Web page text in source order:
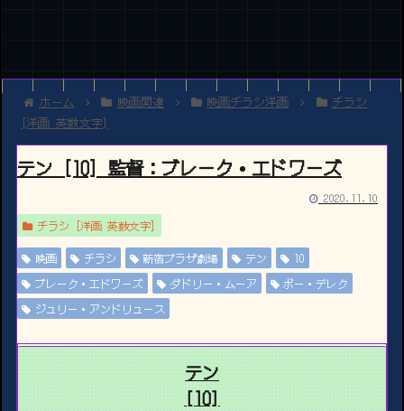
ホーム 映画関連 映画チラシ洋画
チラシ
[洋画 英数文字]
テン [10] 監督：ブレーク・エドワーズ
2020.11.10
チラシ [洋画 英数文字]
映画 チラシ 新宿プラザ劇場 テン
10
ブレーク・エドワーズ
ダドリー・ムーア
ボー・デレク
ジュリー・アンドリュース
テン
[10]